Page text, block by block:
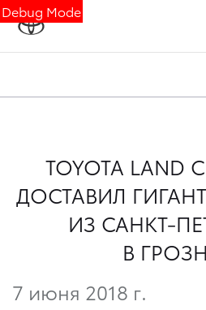
Debug Mode
TOYOTA LAND
ДОСТАВИЛ
ИЗ САНКТ-
В
7 июня 2018 г.